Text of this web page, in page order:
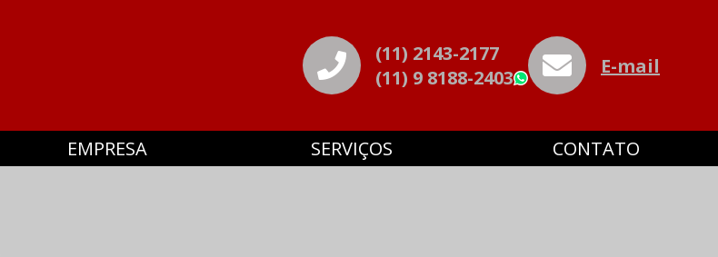
(11) 2143-2177
(11) 9 8188-2403
WhatsApp
E-mail
EMPRESA SERVIÇOS CONTATO